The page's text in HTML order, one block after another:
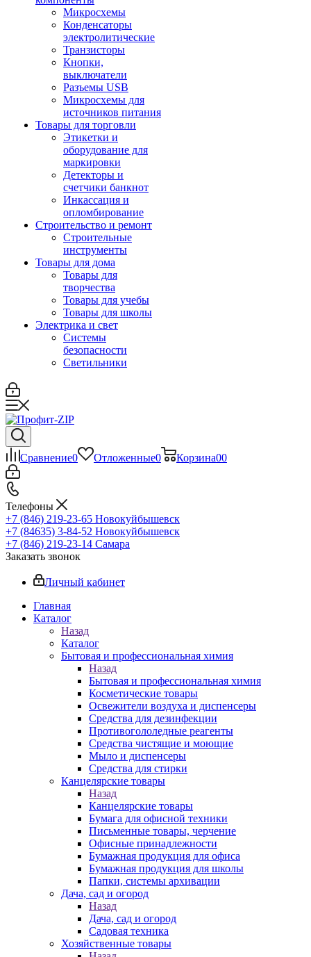
Микросхемы
Конденсаторы
электролитические
Транзисторы
Кнопки,
выключатели
Разъемы USB
Микросхемы для
источников питания
Товары для торговли
Этикетки и
оборудование для
маркировки
Детекторы и
счетчики банкнот
Инкассация и
опломбирование
Строительство и ремонт
Строительные
инструменты
Товары для дома
Товары для
творчества
Товары для учебы
Товары для школы
Электрика и свет
Системы
безопасности
Светильники
Сравнение0 Отложенные0 Корзина00
Телефоны
+7 (846) 219-23-65 Новокуйбышевск
+7 (84635) 3-84-52 Новокуйбышевск
+7 (846) 219-23-14 Самара
Заказать звонок
Личный кабинет
Главная
Каталог
Назад
Каталог
Бытовая и профессиональная химия
Назад
Бытовая и профессиональная химия
Косметические товары
Освежители воздуха и диспенсеры
Средства для дезинфекции
Противогололедные реагенты
Средства чистящие и моющие
Мыло и диспенсеры
Средства для стирки
Канцелярские товары
Назад
Канцелярские товары
Бумага для офисной техники
Письменные товары, черчение
Офисные принадлежности
Бумажная продукция для офиса
Бумажная продукция для школы
Папки, системы архивации
Дача, сад и огород
Назад
Дача, сад и огород
Садовая техника
Хозяйственные товары